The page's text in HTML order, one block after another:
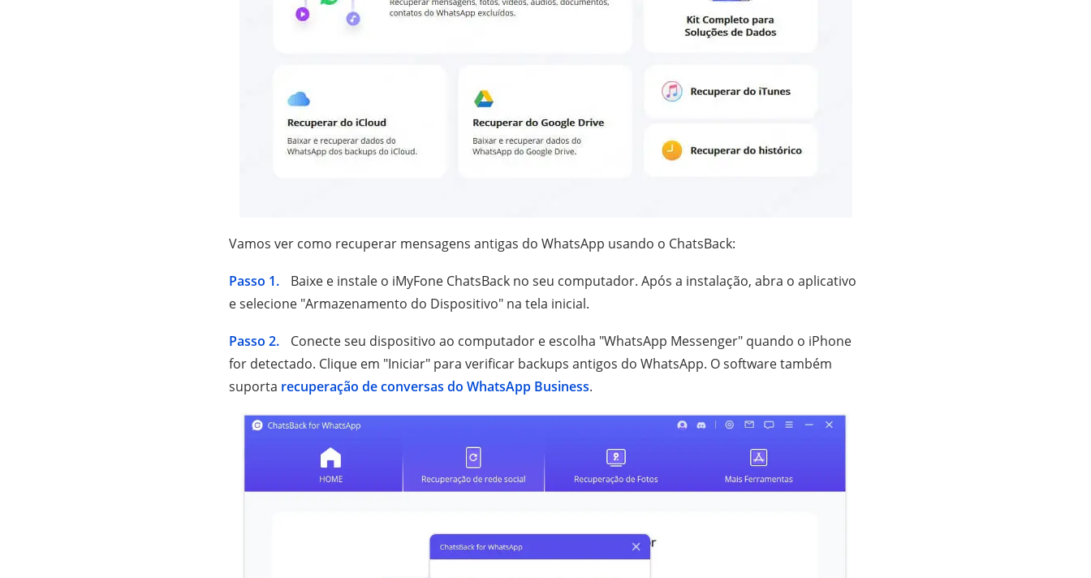
Vamos ver como recuperar mensagens antigas do WhatsApp usando o ChatsBack:
Passo 1.
Baixe e instale o iMyFone ChatsBack no seu computador. Após a instalação, abra o aplicativo
e selecione "Armazenamento do Dispositivo" na tela inicial.
Passo 2.
Conecte seu dispositivo ao computador e escolha "WhatsApp Messenger" quando o iPhone
for detectado. Clique em "Iniciar" para verificar backups antigos do WhatsApp. O software também
suporta recuperação de conversas do WhatsApp Business.